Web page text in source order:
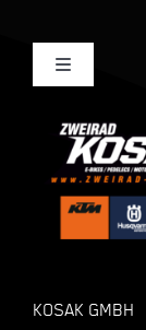
KOSAK GMBH
Toggle
Mein Konto
Kasse